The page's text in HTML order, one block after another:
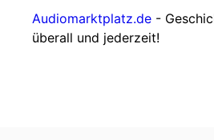
Audiomarktplatz.de -
überall und jederzeit!